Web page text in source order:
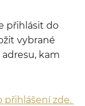
přihlásit do
vybrané
kam
přihlášení zde.